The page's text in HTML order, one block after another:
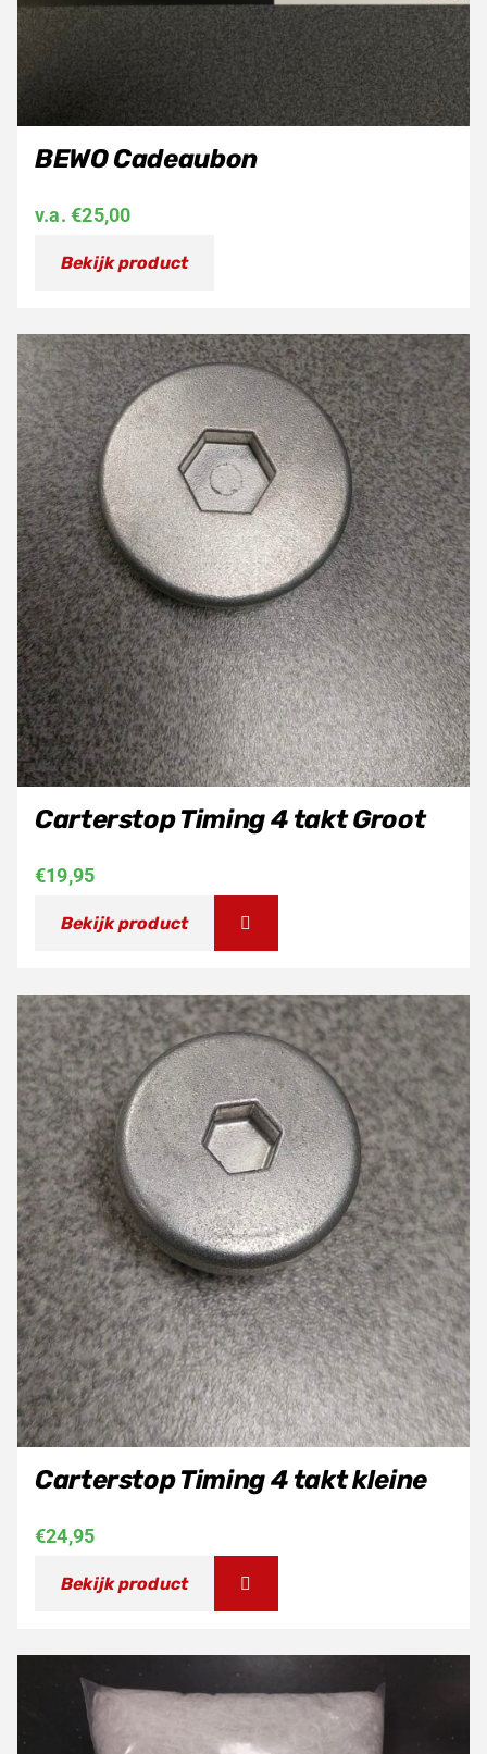
BEWO Cadeaubon
v.a.€25,00
Bekijk product
Carterstop Timing 4 takt Groot
€19,95
Bekijk product
Carterstop Timing 4 takt kleine
€24,95
Bekijk product